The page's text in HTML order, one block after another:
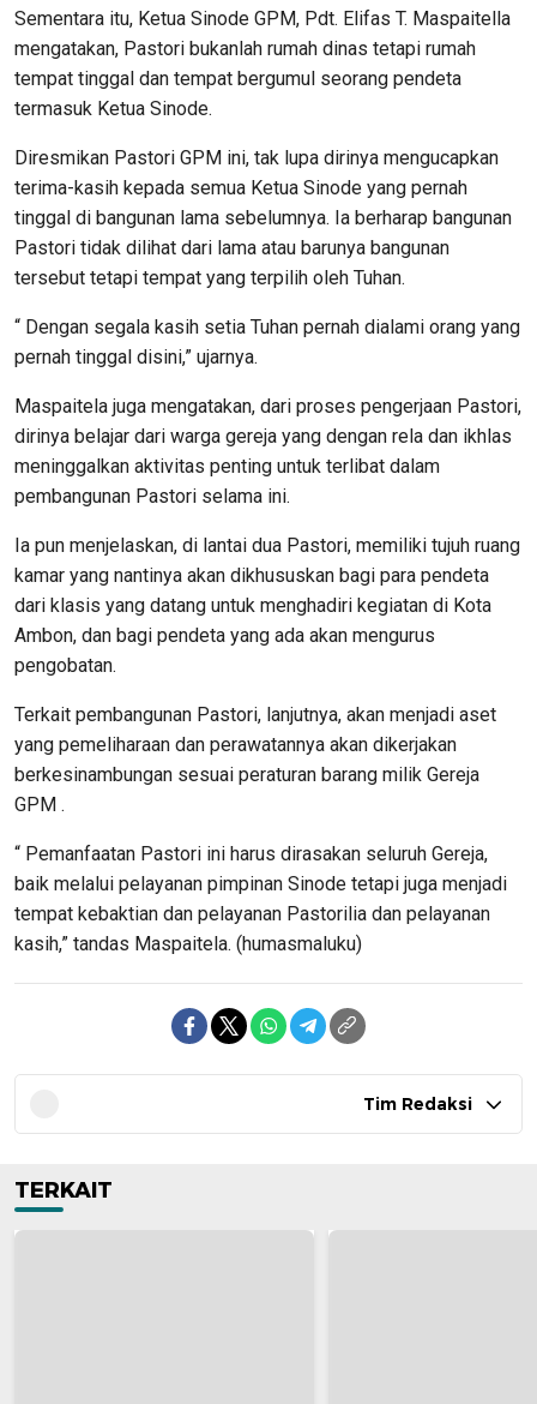
Sementara itu, Ketua Sinode GPM, Pdt. Elifas T. Maspaitella
mengatakan, Pastori bukanlah rumah dinas tetapi rumah
tempat tinggal dan tempat bergumul seorang pendeta
termasuk Ketua Sinode.
Diresmikan Pastori GPM ini, tak lupa dirinya mengucapkan
terima-kasih kepada semua Ketua Sinode yang pernah
tinggal di bangunan lama sebelumnya. Ia berharap bangunan
Pastori tidak dilihat dari lama atau barunya bangunan
tersebut tetapi tempat yang terpilih oleh Tuhan.
“ Dengan segala kasih setia Tuhan pernah dialami orang yang
pernah tinggal disini,” ujarnya.
Maspaitela juga mengatakan, dari proses pengerjaan Pastori,
dirinya belajar dari warga gereja yang dengan rela dan ikhlas
meninggalkan aktivitas penting untuk terlibat dalam
pembangunan Pastori selama ini.
Ia pun menjelaskan, di lantai dua Pastori, memiliki tujuh ruang
kamar yang nantinya akan dikhususkan bagi para pendeta
dari klasis yang datang untuk menghadiri kegiatan di Kota
Ambon, dan bagi pendeta yang ada akan mengurus
pengobatan.
Terkait pembangunan Pastori, lanjutnya, akan menjadi aset
yang pemeliharaan dan perawatannya akan dikerjakan
berkesinambungan sesuai peraturan barang milik Gereja
GPM .
“ Pemanfaatan Pastori ini harus dirasakan seluruh Gereja,
baik melalui pelayanan pimpinan Sinode tetapi juga menjadi
tempat kebaktian dan pelayanan Pastorilia dan pelayanan
kasih,” tandas Maspaitela. (humasmaluku)
Tim Redaksi
TERKAIT